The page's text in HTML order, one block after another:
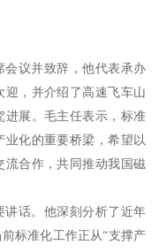
会议并致辞，他代表承办
，并介绍了高速飞车山
进展。毛主任表示，标准
化的重要桥梁，希望以
流合作，共同推动我国磁
讲话。他深刻分析了近年
标准化工作正从“支撑产